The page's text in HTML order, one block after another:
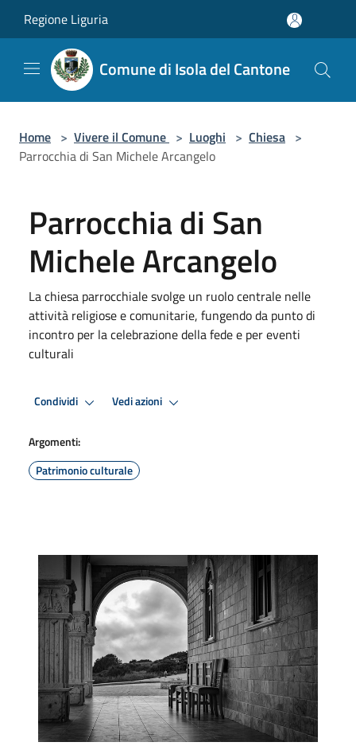
Regione Liguria
Comune di Isola del Cantone
Home > Vivere il Comune > Luoghi > Chiesa >
Parrocchia di San Michele Arcangelo
Parrocchia di San
Michele Arcangelo
La chiesa parrocchiale svolge un ruolo centrale nelle
attività religiose e comunitarie, fungendo da punto di
incontro per la celebrazione della fede e per eventi
culturali
Condividi Vedi azioni
Argomenti:
Patrimonio culturale